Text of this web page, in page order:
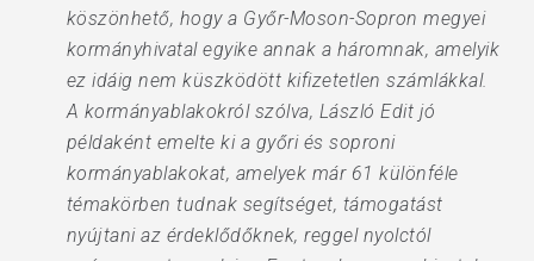
köszönhető, hogy a Győr-Moson-Sopron megyei
kormányhivatal egyike annak a háromnak, amelyik
ez idáig nem küszködött kifizetetlen számlákkal.
A kormányablakokról szólva, László Edit jó
példaként emelte ki a győri és soproni
kormányablakokat, amelyek már 61 különféle
témakörben tudnak segítséget, támogatást
nyújtani az érdeklődőknek, reggel nyolctól